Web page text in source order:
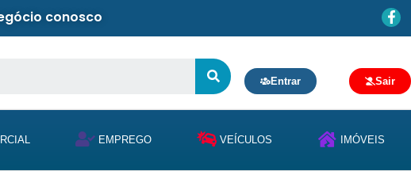
conosco
Entrar Sair
EMPREGO VEÍCULOS IMÓVEIS